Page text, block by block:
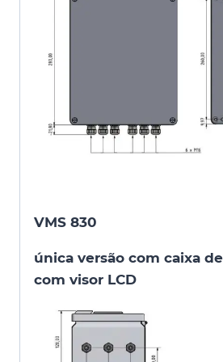
VMS 830
única versão com caixa
com visor LCD